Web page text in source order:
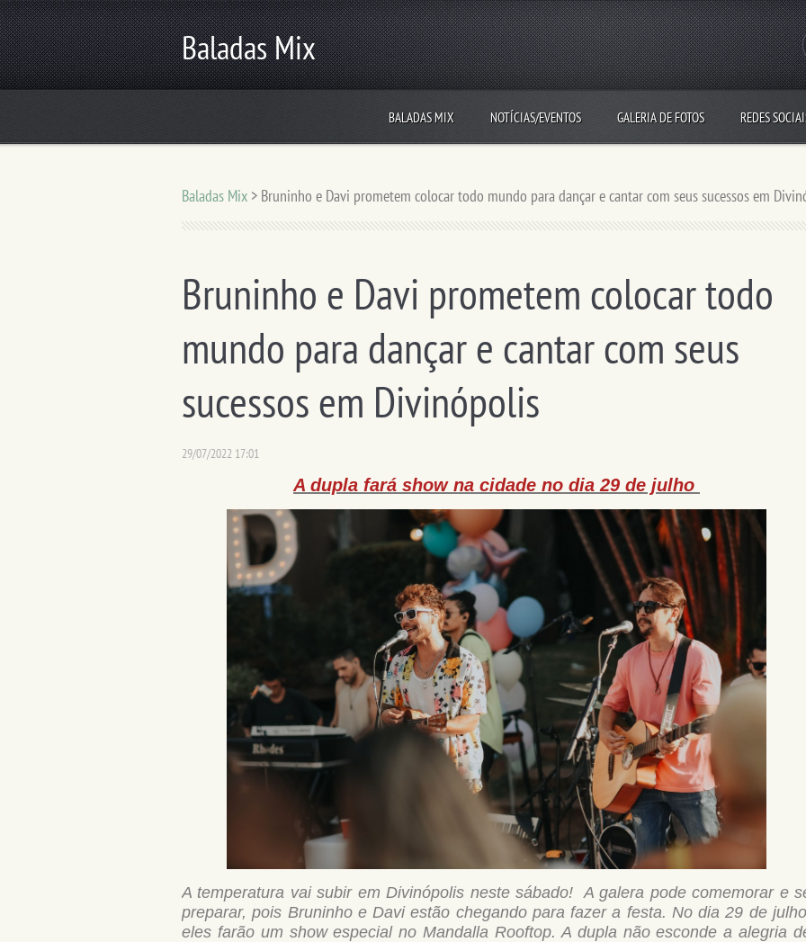
Baladas Mix
BALADAS MIX NOTÍCIAS/EVENTOS GALERIA DE FOTOS REDES
Baladas Mix > Bruninho e Davi prometem colocar todo mundo para dançar e cantar com seus sucessos em
Bruninho e Davi prometem colocar todo
mundo para dançar e cantar com seus
sucessos em Divinópolis
29/07/2022 17:01
A dupla fará show na cidade no dia 29 de julho
A temperatura vai subir em Divinópolis neste sábado! A galera pode comemorar e
preparar, pois Bruninho e Davi estão chegando para fazer a festa. No dia 29 de
eles farão um show especial no Mandalla Rooftop. A dupla não esconde a alegria